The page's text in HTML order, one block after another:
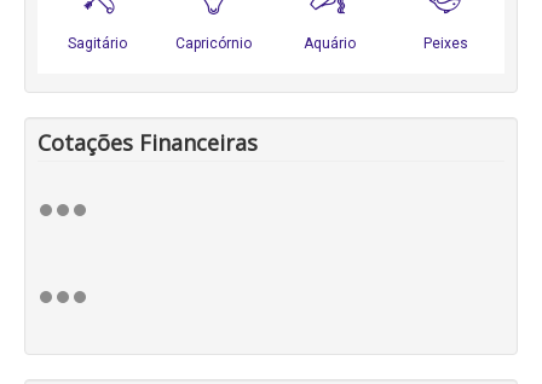
Cotações Financeiras